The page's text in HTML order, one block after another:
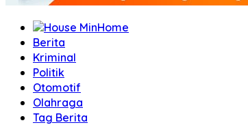
Home
Berita
Kriminal
Politik
Otomotif
Olahraga
Tag Berita